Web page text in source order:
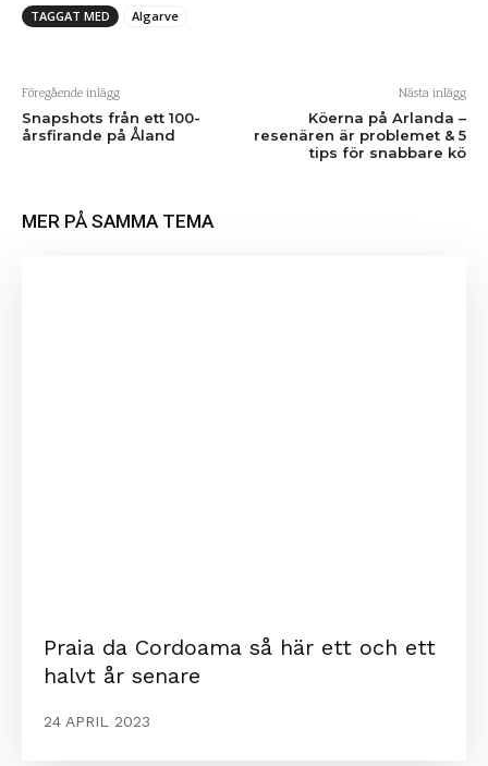
TAGGAT MED Algarve
Föregående inlägg
Snapshots från ett 100-
årsfirande på Åland
Nästa inlägg
Köerna på Arlanda –
resenären är problemet & 5
tips för snabbare kö
MER PÅ SAMMA TEMA
Praia da Cordoama så här ett och ett
halvt år senare
24 APRIL 2023